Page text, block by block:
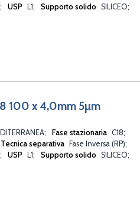
USP L1 Supporto solido SILICEO
100 x 4,0mm 5µm
Fase stazionaria C18
Tecnica separativa
Fase Inversa (RP)
USP L1 Supporto solido SILICEO